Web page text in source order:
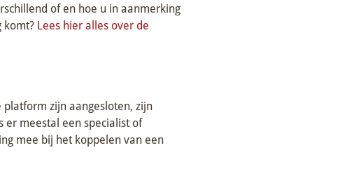
of en hoe u in aanmerking
komt? Lees hier alles over de
zijn aangesloten, zijn
er meestal een specialist of
mee bij het koppelen van een